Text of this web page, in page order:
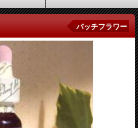
バッチフラワー